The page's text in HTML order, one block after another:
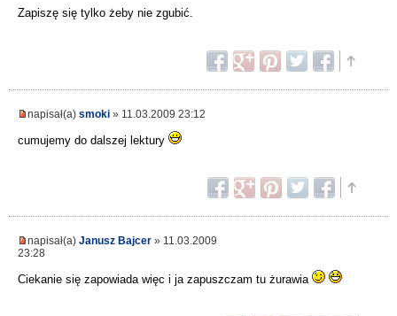
Zapiszę się tylko żeby nie zgubić.
napisał(a) smoki » 11.03.2009 23:12
cumujemy do dalszej lektury
napisał(a) Janusz Bajcer » 11.03.2009
23:28
Ciekanie się zapowiada więc i ja zapuszczam tu żurawia